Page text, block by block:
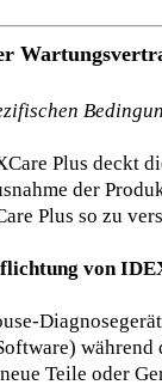
Plus deckt
der
Plus so zu
von
Teile oder